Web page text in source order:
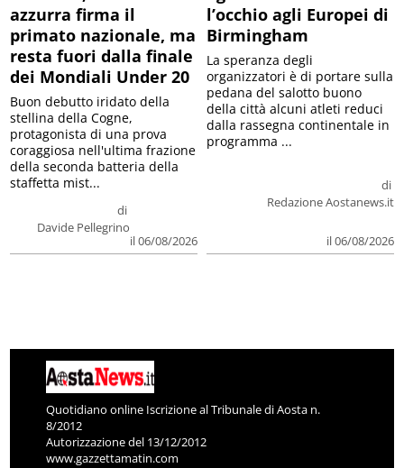
azzurra firma il
primato nazionale, ma
resta fuori dalla finale
dei Mondiali Under 20
di
Davide Pellegrino
il 06/08/2026
Buon debutto iridato della
stellina della Cogne,
protagonista di una prova
coraggiosa nell'ultima frazione
della seconda batteria della
staffetta mist...
l’occhio agli Europei di
Birmingham
di
Redazione Aostanews.it
il 06/08/2026
La speranza degli
organizzatori è di portare sulla
pedana del salotto buono
della città alcuni atleti reduci
dalla rassegna continentale in
programma ...
Quotidiano online Iscrizione al Tribunale di Aosta n.
8/2012
Autorizzazione del 13/12/2012
www.gazzettamatin.com